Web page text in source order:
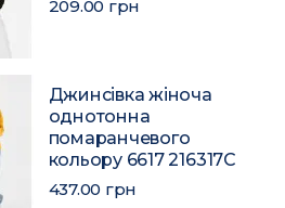
209.00 грн
Джинсівка жіноча
однотонна
помаранчевого
кольору 6617 216317C
437.00 грн